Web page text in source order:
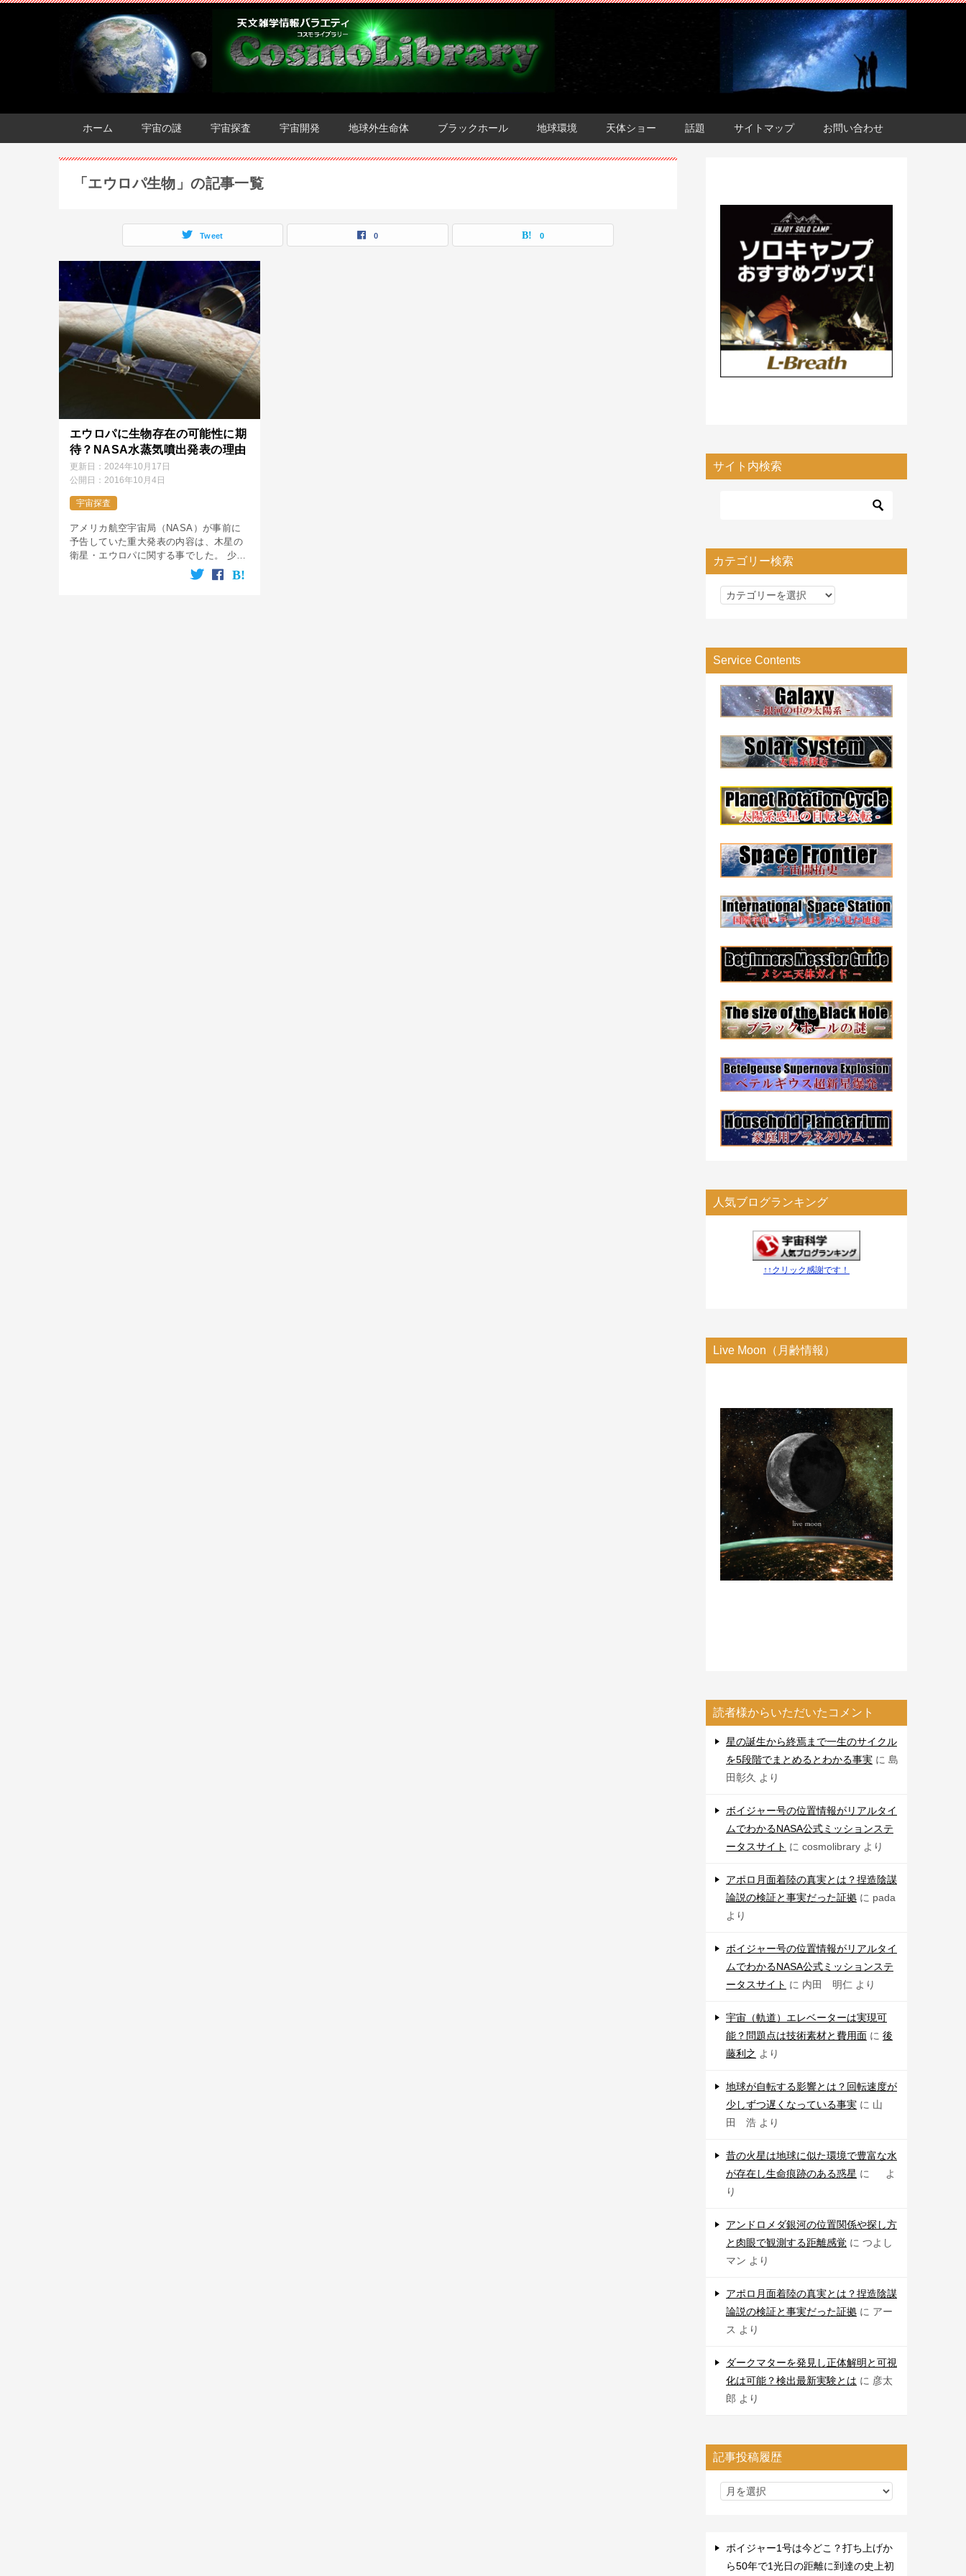
ホーム 宇宙の謎 宇宙探査 宇宙開発 地球外生命体 ブラックホール 地球環境 天体ショー 話題 サイトマップ お問い合わせ
「エウロパ生物」の記事一覧
Tweet 0 0
エウロパに生物存在の可能性に期
待？NASA水蒸気噴出発表の理由
更新日： 2024年10月17日
公開日： 2016年10月4日
宇宙探査
アメリカ航空宇宙局（NASA）が事前に
予告していた重大発表の内容は、木星の
衛星・エウロパに関する事でした。 少し
でも天文に詳しい人なら「エウロパ」と
聞いてピンと来るかも知れません。エウ
サイト内検索
カテゴリー検索
カ
リ
ー
検
索
Service Contents
人気ブログランキング
↑↑クリック感謝です！
Live Moon（月齢情報）
読者様からいただいたコメント
星の誕生から終焉まで一生のサイクル
を5段階でまとめるとわかる事実 に 島
田彰久 より
ボイジャー号の位置情報がリアルタイ
ムでわかるNASA公式ミッションステ
ータスサイト に cosmolibrary より
アポロ月面着陸の真実とは？捏造陰謀
論説の検証と事実だった証拠 に pada
より
ボイジャー号の位置情報がリアルタイ
ムでわかるNASA公式ミッションステ
ータスサイト に 内田 明仁 より
宇宙（軌道）エレベーターは実現可
能？問題点は技術素材と費用面 に 後
藤利之 より
地球が自転する影響とは？回転速度が
少しずつ遅くなっている事実 に 山
田 浩 より
昔の火星は地球に似た環境で豊富な水
が存在し生命痕跡のある惑星 に
よ
り
アンドロメダ銀河の位置関係や探し方
と肉眼で観測する距離感覚 に つよし
マン より
アポロ月面着陸の真実とは？捏造陰謀
論説の検証と事実だった証拠 に アー
ス より
ダークマターを発見し正体解明と可視
化は可能？検出最新実験とは に 彦太
郎 より
記事投稿履歴
ボイジャー1号は今どこ？打ち上げか
ら50年で1光日の距離に到達の史上初